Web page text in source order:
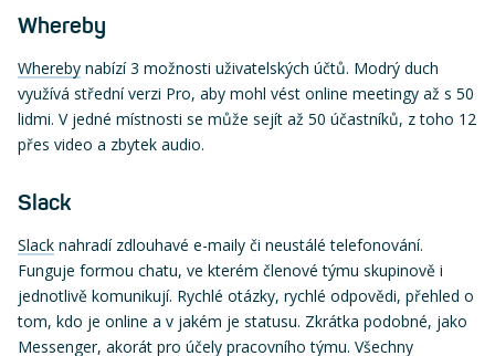
Whereby
Whereby nabízí 3 možnosti uživatelských účtů. Modrý duch
využívá střední verzi Pro, aby mohl vést online meetingy až s 50
lidmi. V jedné místnosti se může sejít až 50 účastníků, z toho 12
přes video a zbytek audio.
Slack
Slack nahradí zdlouhavé e-maily či neustálé telefonování.
Funguje formou chatu, ve kterém členové týmu skupinově i
jednotlivě komunikují. Rychlé otázky, rychlé odpovědi, přehled o
tom, kdo je online a v jakém je statusu. Zkrátka podobné, jako
Messenger, akorát pro účely pracovního týmu. Všechny